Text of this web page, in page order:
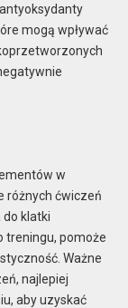
mogą wpływać
w
różnych ćwiczeń
klatki
treningu, pomoże
Ważne
najlepiej
aby uzyskać